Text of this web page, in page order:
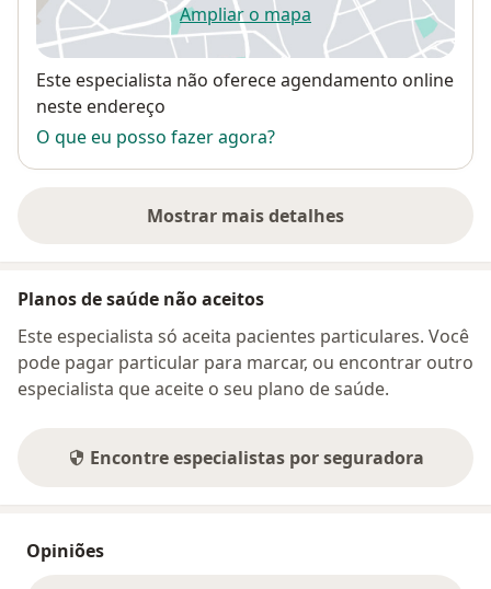
Ampliar o mapaabre num novo separador
Disponibilidade
Este especialista não oferece agendamento online
neste endereço
O que eu posso fazer agora?
Mostrar mais detalhes
sobre o endereço
Planos de saúde não aceitos
Este especialista só aceita pacientes particulares. Você
pode pagar particular para marcar, ou encontrar outro
especialista que aceite o seu plano de saúde.
Encontre especialistas por seguradora
Opiniões